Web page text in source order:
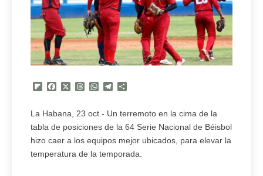
Flipboard
FacebookThreadsWhatsApp
Telegram
La Habana, 23 oct.- Un terremoto en la cima de la
tabla de posiciones de la 64 Serie Nacional de Béisbol
hizo caer a los equipos mejor ubicados, para elevar la
temperatura de la temporada.